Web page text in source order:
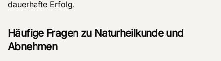
dauerhafte Erfolg.
Häufige Fragen zu Naturheilkunde und
Abnehmen